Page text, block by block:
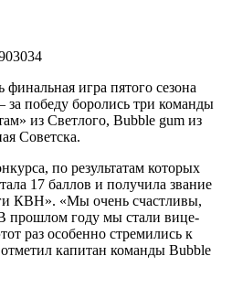
игра пятого сезона
победу боролись три команды
из Светлого, Bubble gum из
Советска.
по результатам которых
17 баллов и получила звание
КВН». «Мы очень счастливы,
прошлом году мы стали вице-
раз особенно стремились к
капитан команды Bubble